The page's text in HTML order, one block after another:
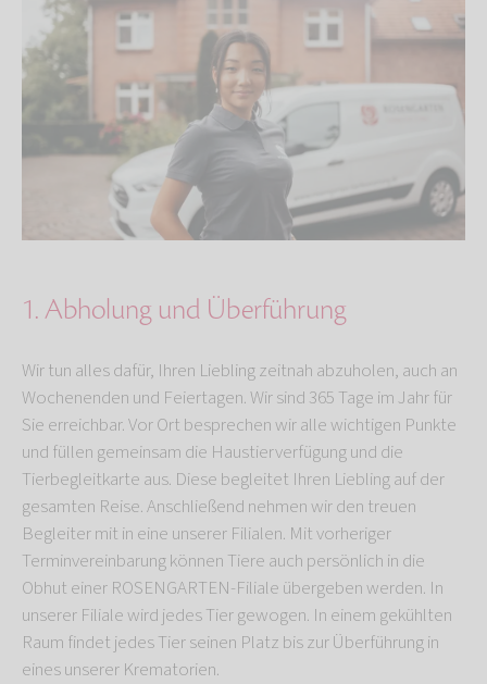
1. Abholung und Überführung
Wir tun alles dafür, Ihren Liebling zeitnah abzuholen, auch an
Wochenenden und Feiertagen. Wir sind 365 Tage im Jahr für
Sie erreichbar. Vor Ort besprechen wir alle wichtigen Punkte
und füllen gemeinsam die Haustierverfügung und die
Tierbegleitkarte aus. Diese begleitet Ihren Liebling auf der
gesamten Reise. Anschließend nehmen wir den treuen
Begleiter mit in eine unserer Filialen. Mit vorheriger
Terminvereinbarung können Tiere auch persönlich in die
Obhut einer ROSENGARTEN-Filiale übergeben werden. In
unserer Filiale wird jedes Tier gewogen. In einem gekühlten
Raum findet jedes Tier seinen Platz bis zur Überführung in
eines unserer Krematorien.